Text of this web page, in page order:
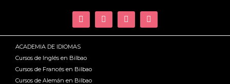
ACADEMIA DE IDIOMAS
Cursos de Inglés en Bilbao
Cursos de Francés en Bilbao
Cursos de Alemán en Bilbao